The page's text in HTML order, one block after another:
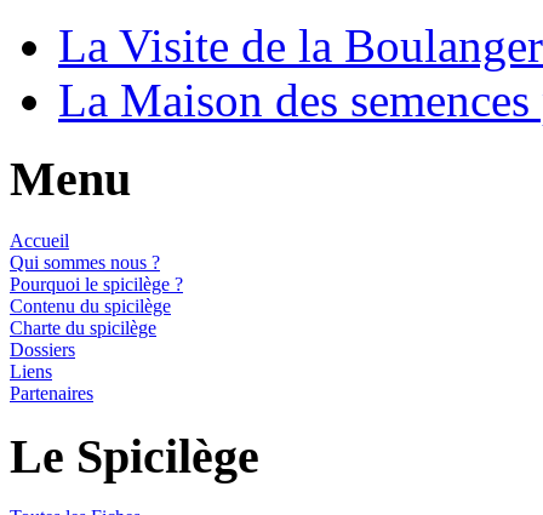
La Visite de la
La Maison des
Menu
Accueil
Qui sommes nous ?
Pourquoi le spicilège ?
Contenu du spicilège
Charte du spicilège
Dossiers
Liens
Partenaires
Le Spicilège